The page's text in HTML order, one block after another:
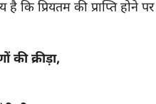
है कि प्रियतम की प्राप्ति होने
की क्रीड़ा,